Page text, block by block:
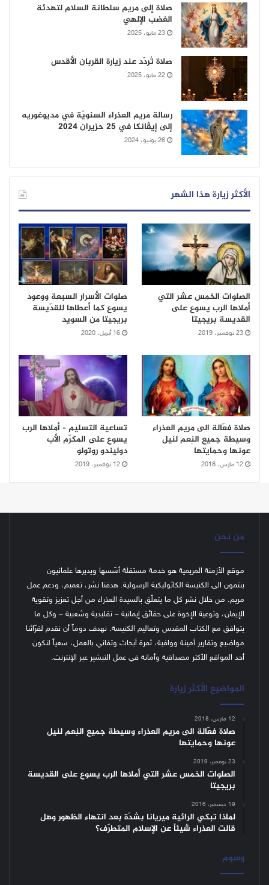
صلاة إلى مريم سلطانة السلام لتهدئة
الغضب الإلهي
23 مايو، 2025
صلاة تُردّد عند زيارة القربان الأقدس
22 مايو، 2025
رسالة مريم العذراء السنويّة في مديوغوريه
إلى إيڤانكا في 25 حزيران 2024
26 يونيو، 2024
الأكثر زيارة هذا الشهر
الصلوات الخمس عشر التي
أملاها الرب يسوع على
القديسة بريجيتا
23 نوفمبر، 2019
صلوات الأسرار السبعة ووعود
يسوع كما أعطاها للقدّيسة
بريجيتا من السويد
16 أبريل، 2020
صلاة فعّالة الى مريم العذراء
وسيطة جميع النِعم لنيل
عونها وحمايتها
12 مارس، 2018
تساعية التسليم – أملاها الرب
يسوع على المكرّم الأب
دوليندو روتولو
12 نوفمبر، 2019
من نحن
موقع الأزمنة المريمية هو خدمة مستقلة أسّسها ويديرها علمانيون
ينتمون الى الكنيسة الكاثوليكية الرسولية. هدفنا نشر، تعميم، ودعم عمل
مريم. من خلال نشر كل ما يتعلّق بالسيدة العذراء من أجل تعزيز وتقوية
الإيمان، وتوعية الإخوة على حقائق إيمانية – تقليدية وشعبية – وكل ما
يتوافق مع الكتاب المقدس وتعاليم الكنيسة. نهدف دوماً أن نقدم لقرّائنا
مواضيع وتقارير أمينة ووافية، ثمرة أبحاث وتفاني بالعمل، سعياً لنكون
أحد المواقع الأكثر مصداقية وأمانة في عمل التبشير عبر الإنترنت.
المواضيع الأكثر زيارة
12 مارس، 2018
صلاة فعّالة الى مريم العذراء وسيطة جميع النِعم لنيل
عونها وحمايتها
23 نوفمبر، 2019
الصلوات الخمس عشر التي أملاها الرب يسوع على القديسة
بريجيتا
19 ديسمبر، 2016
لماذا تبكي الرائية ميريانا بشدّة بعد انتهاء الظهور وهل
قالت العذراء شيئاً عن الإسلام المتطرّف؟
وسوم